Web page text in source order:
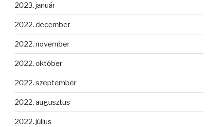
2023. január
2022. december
2022. november
2022. október
2022. szeptember
2022. augusztus
2022. július